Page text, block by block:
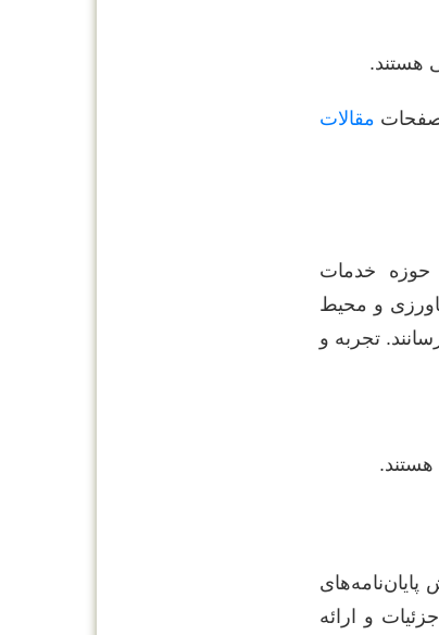
هستند.
مقالات
حوزه خدمات
و محیط
تجربه و
و ارائه